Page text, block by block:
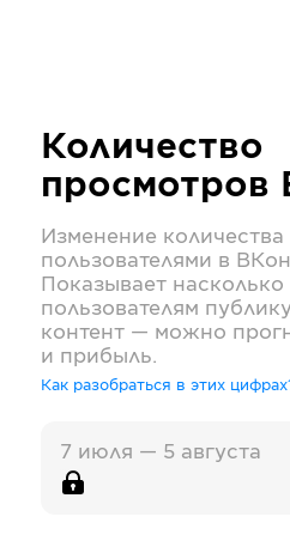
Количество
просмотров
Изменение
пользователями в
Показывает насколько
пользователям
контент — можно
и прибыль.
Как разобраться в этих
7 июля — 5 августа